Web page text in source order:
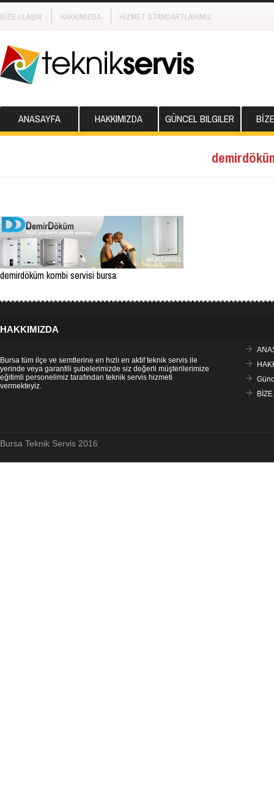
BİZE ULAŞIN HAKKIMIZDA HİZMET STANDARTLARIMIZ
ANASAYFA HAKKIMIZDA GÜNCEL BILGILER
demirdöküm kombi servisi bursa
HAKKIMIZDA
Bursa tüm ilçe ve semtlerine en hızlı en aktif teknik servis ile
yerinde veya garantili şubelerimizde siz değerli müşterilerimize
eğitimli personelimiz tarafından teknik servis hizmeti
vermekteyiz.
Bursa Teknik Servis 2016